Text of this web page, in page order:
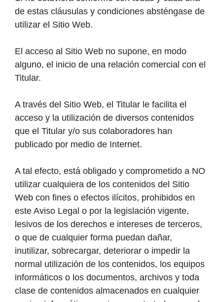
de estas cláusulas y condiciones absténgase de
utilizar el Sitio Web.
El acceso al Sitio Web no supone, en modo
alguno, el inicio de una relación comercial con el
Titular.
A través del Sitio Web, el Titular le facilita el
acceso y la utilización de diversos contenidos
que el Titular y/o sus colaboradores han
publicado por medio de Internet.
A tal efecto, está obligado y comprometido a NO
utilizar cualquiera de los contenidos del Sitio
Web con fines o efectos ilícitos, prohibidos en
este Aviso Legal o por la legislación vigente,
lesivos de los derechos e intereses de terceros,
o que de cualquier forma puedan dañar,
inutilizar, sobrecargar, deteriorar o impedir la
normal utilización de los contenidos, los equipos
informáticos o los documentos, archivos y toda
clase de contenidos almacenados en cualquier